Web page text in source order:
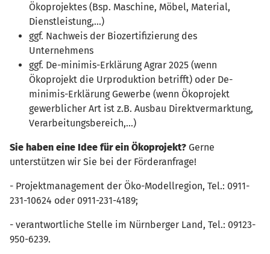
Ökoprojektes (Bsp. Maschine, Möbel, Material,
Dienstleistung,...)
ggf. Nachweis der Biozertifizierung des
Unternehmens
ggf. De-minimis-Erklärung Agrar 2025 (wenn
Ökoprojekt die Urproduktion betrifft) oder De-
minimis-Erklärung Gewerbe (wenn Ökoprojekt
gewerblicher Art ist z.B. Ausbau Direktvermarktung,
Verarbeitungsbereich,...)
Sie haben eine Idee für ein Ökoprojekt? Gerne
unterstützen wir Sie bei der Förderanfrage!
- Projektmanagement der Öko-Modellregion, Tel.: 0911-
231-10624 oder 0911-231-4189;
- verantwortliche Stelle im Nürnberger Land, Tel.: 09123-
950-6239.